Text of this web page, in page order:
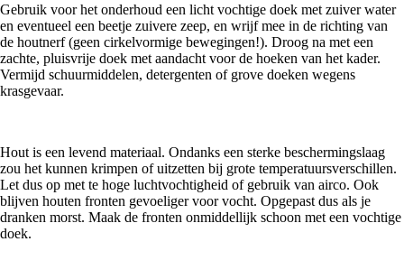
Gebruik voor het onderhoud een licht vochtige doek met zuiver water
en eventueel een beetje zuivere zeep, en wrijf mee in de richting van
de houtnerf (geen cirkelvormige bewegingen!). Droog na met een
zachte, pluisvrije doek met aandacht voor de hoeken van het kader.
Vermijd schuurmiddelen, detergenten of grove doeken wegens
krasgevaar.
Hout is een levend materiaal. Ondanks een sterke beschermingslaag
zou het kunnen krimpen of uitzetten bij grote temperatuursverschillen.
Let dus op met te hoge luchtvochtigheid of gebruik van airco. Ook
blijven houten fronten gevoeliger voor vocht. Opgepast dus als je
dranken morst. Maak de fronten onmiddellijk schoon met een vochtige
doek.